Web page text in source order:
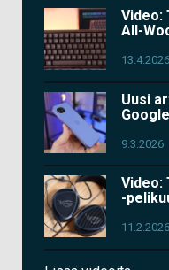
Video:
All-
13.4.2026
Uusi
9.3.2026
Video:
-
11.2.2026